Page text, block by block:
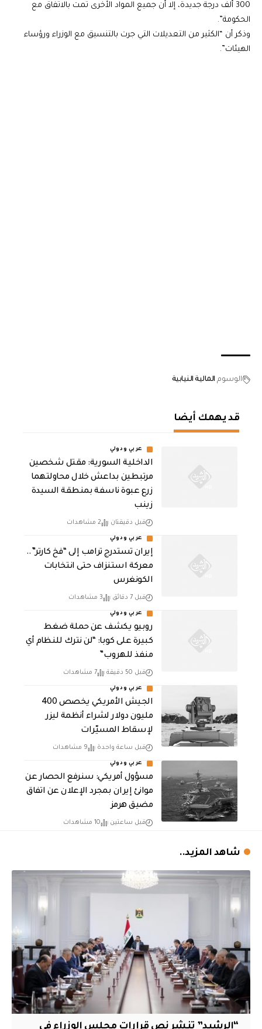
300 ألف درجة جديدة، إلا أن جميع المواد الأخرى تمت بالاتفاق مع
الحكومة”.
وذكر أن “الكثير من التعديلات التي جرت بالتنسيق مع الوزراء ورؤساء
الهيئات”.
الوسوم المالية النيابية
قد يهمك أيضا
عربي ودولي
الداخلية السورية: مقتل شخصين
مرتبطين بداعش خلال محاولتهما
زرع عبوة ناسفة بمنطقة السيدة
زينب
قبل دقيقتان 2 مشاهدات
عربي ودولي
إيران تستدرج ترامب إلى “فخ كارتر”..
معركة استنزاف حتى انتخابات
الكونغرس
قبل 7 دقائق 3 مشاهدات
عربي ودولي
روبيو يكشف عن حملة ضغط
كبيرة على كوبا: “لن نترك للنظام أي
منفذ للهروب”
قبل 50 دقيقة 7 مشاهدات
عربي ودولي
الجيش الأمريكي يخصص 400
مليون دولار لشراء أنظمة ليزر
لإسقاط المسيّرات
قبل ساعة واحدة 9 مشاهدات
عربي ودولي
مسؤول أمريكي: سنرفع الحصار عن
موانئ إيران بمجرد الإعلان عن اتفاق
مضيق هرمز
قبل ساعتين 10 مشاهدات
شاهد المزيد..
“الرشيد” تنشر نص قرارات مجلس الوزراء في